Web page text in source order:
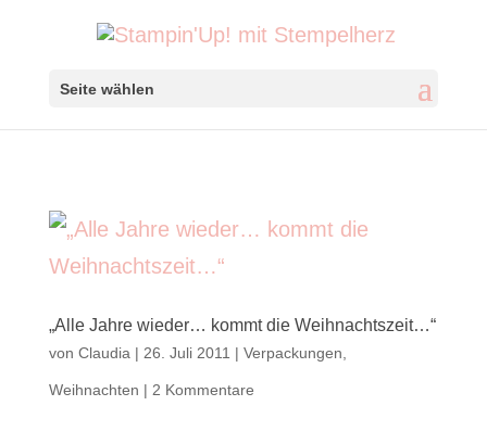
Seite wählen
„Alle Jahre wieder… kommt die Weihnachtszeit…“
von Claudia | 26. Juli 2011 | Verpackungen
Weihnachten | 2 Kommentare